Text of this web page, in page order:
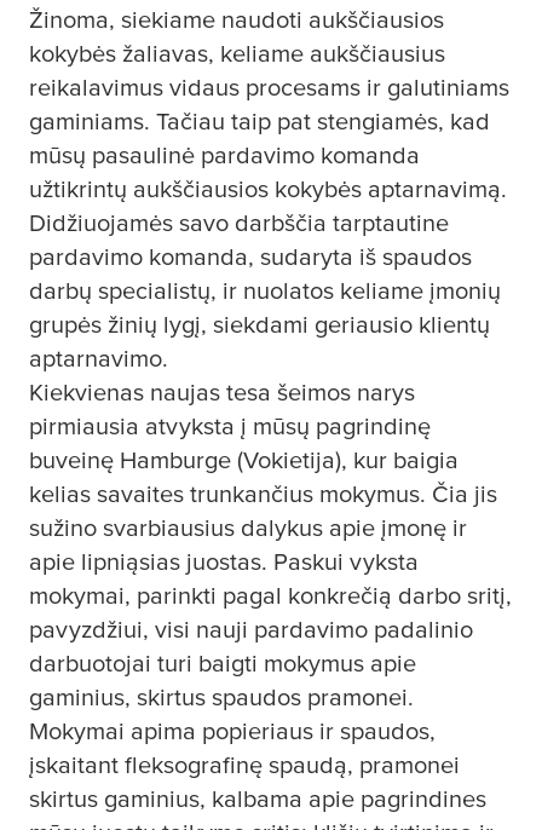
Žinoma, siekiame naudoti aukščiausios
kokybės žaliavas, keliame aukščiausius
reikalavimus vidaus procesams ir galutiniams
gaminiams. Tačiau taip pat stengiamės, kad
mūsų pasaulinė pardavimo komanda
užtikrintų aukščiausios kokybės aptarnavimą.
Didžiuojamės savo darbščia tarptautine
pardavimo komanda, sudaryta iš spaudos
darbų specialistų, ir nuolatos keliame įmonių
grupės žinių lygį, siekdami geriausio klientų
aptarnavimo.
Kiekvienas naujas tesa šeimos narys
pirmiausia atvyksta į mūsų pagrindinę
buveinę Hamburge (Vokietija), kur baigia
kelias savaites trunkančius mokymus. Čia jis
sužino svarbiausius dalykus apie įmonę ir
apie lipniąsias juostas. Paskui vyksta
mokymai, parinkti pagal konkrečią darbo sritį,
pavyzdžiui, visi nauji pardavimo padalinio
darbuotojai turi baigti mokymus apie
gaminius, skirtus spaudos pramonei.
Mokymai apima popieriaus ir spaudos,
įskaitant fleksografinę spaudą, pramonei
skirtus gaminius, kalbama apie pagrindines